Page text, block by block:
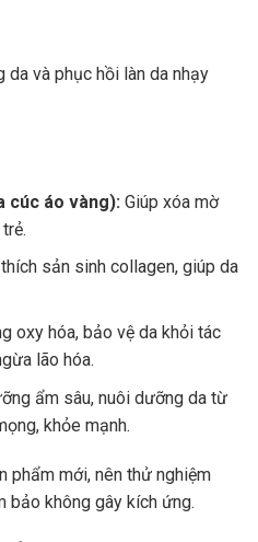
da và phục hồi làn da nhạy
cúc áo vàng): Giúp xóa mờ
thích sản sinh collagen, giúp da
oxy hóa, bảo vệ da khỏi tác
lão hóa.
ẩm sâu, nuôi dưỡng da từ
khỏe mạnh.
phẩm mới, nên thử nghiệm
bảo không gây kích ứng.